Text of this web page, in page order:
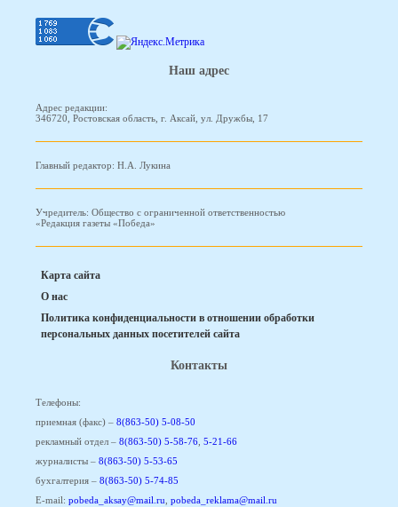
Наш адрес
Адрес редакции:
346720, Ростовская область, г. Аксай, ул. Дружбы, 17
Главный редактор: Н.А. Лукина
Учредитель: Общество с ограниченной ответственностью
«Редакция газеты «Победа»
Карта сайта
О нас
Политика конфиденциальности в отношении обработки
персональных данных посетителей сайта
Контакты
Телефоны:
приемная (факс) – 8(863-50) 5-08-50
рекламный отдел – 8(863-50) 5-58-76, 5-21-66
журналисты – 8(863-50) 5-53-65
бухгалтерия – 8(863-50) 5-74-85
E-mail: pobeda_aksay@mail.ru, pobeda_reklama@mail.ru